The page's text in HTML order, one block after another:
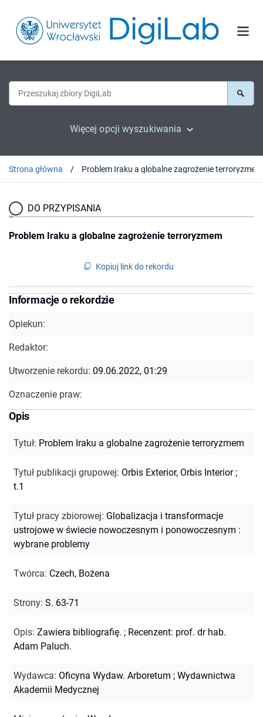
Więcej opcji wyszukiwania
Strona główna Problem Iraku a globalne zagrożenie terroryzmem
DO PRZYPISANIA
Problem Iraku a globalne zagrożenie terroryzmem
Kopiuj link do rekordu
Informacje o rekordzie
Opiekun:
Redaktor:
Utworzenie rekordu: 09.06.2022, 01:29
Oznaczenie praw:
Opis
Tytuł: Problem Iraku a globalne zagrożenie terroryzmem
Tytuł publikacji grupowej: Orbis Exterior, Orbis Interior ;
t.1
Tytuł pracy zbiorowej: Globalizacja i transformacje
ustrojowe w świecie nowoczesnym i ponowoczesnym :
wybrane problemy
Twórca: Czech, Bożena
Strony: S. 63-71
Opis: Zawiera bibliografię. ; Recenzent: prof. dr hab.
Adam Paluch.
Wydawca: Oficyna Wydaw. Arboretum ; Wydawnictwa
Akademii Medycznej